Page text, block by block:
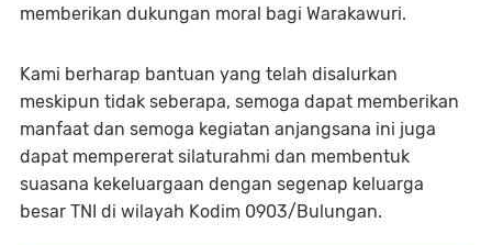
memberikan dukungan moral bagi Warakawuri.
Kami berharap bantuan yang telah disalurkan
meskipun tidak seberapa, semoga dapat memberikan
manfaat dan semoga kegiatan anjangsana ini juga
dapat mempererat silaturahmi dan membentuk
suasana kekeluargaan dengan segenap keluarga
besar TNI di wilayah Kodim 0903/Bulungan.